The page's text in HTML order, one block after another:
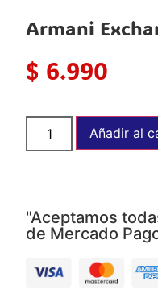
Armani
$ 6.990
Añadir al
"Aceptamos
de Mercado